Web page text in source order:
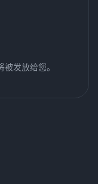
发放给您。